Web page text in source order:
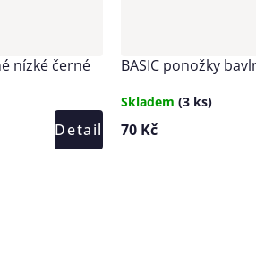
nízké černé
Detail
BASIC ponožky
Skladem (3 ks)
70 Kč